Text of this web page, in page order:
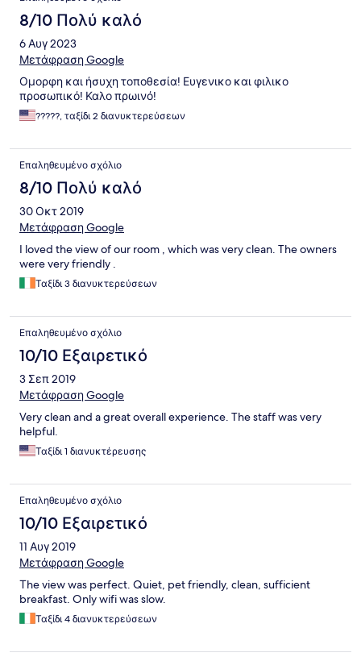
8/10 Πολύ καλό
6 Αυγ 2023
Μετάφραση Google
Ομορφη και ήσυχη τοποθεσία! Ευγενικο και φιλικο
προσωπικό! Καλο πρωινό!
?????, ταξίδι 2 διανυκτερεύσεων
Επαληθευμένο σχόλιο
8/10 Πολύ καλό
30 Οκτ 2019
Μετάφραση Google
I loved the view of our room , which was very clean. The owners
were very friendly .
Ταξίδι 3 διανυκτερεύσεων
Επαληθευμένο σχόλιο
10/10 Εξαιρετικό
3 Σεπ 2019
Μετάφραση Google
Very clean and a great overall experience. The staff was very
helpful.
Ταξίδι 1 διανυκτέρευσης
Επαληθευμένο σχόλιο
10/10 Εξαιρετικό
11 Αυγ 2019
Μετάφραση Google
Τhe view was perfect. Quiet, pet friendly, clean, sufficient
breakfast. Only wifi was slow.
Ταξίδι 4 διανυκτερεύσεων